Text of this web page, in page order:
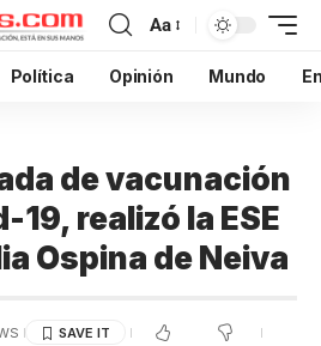
Aa
Política Opinión Mundo
de vacunación
realizó la ESE
Ospina de Neiva